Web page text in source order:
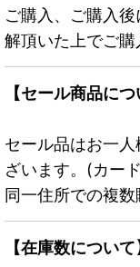
ご購入、ご購入
解頂いた上でご購
【セール商品につ
セール品はお一
ざいます。(カー
同一住所での複数
【在庫数について